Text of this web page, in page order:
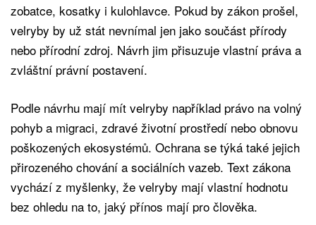
zobatce, kosatky i kulohlavce. Pokud by zákon prošel,
velryby by už stát nevnímal jen jako součást přírody
nebo přírodní zdroj. Návrh jim přisuzuje vlastní práva a
zvláštní právní postavení.
Podle návrhu mají mít velryby například právo na volný
pohyb a migraci, zdravé životní prostředí nebo obnovu
poškozených ekosystémů. Ochrana se týká také jejich
přirozeného chování a sociálních vazeb. Text zákona
vychází z myšlenky, že velryby mají vlastní hodnotu
bez ohledu na to, jaký přínos mají pro člověka.